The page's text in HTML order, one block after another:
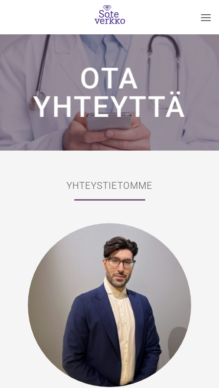
OTA
YHTEYTTÄ
YHTEYSTIETOMME